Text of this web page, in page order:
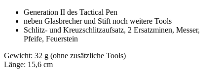
Generation II des Tactical Pen
neben Glasbrecher und Stift noch weitere Tools
Schlitz- und Kreuzschlitzaufsatz, 2 Ersatzminen, Messer,
Pfeife, Feuerstein
Gewicht: 32 g (ohne zusätzliche Tools)
Länge: 15,6 cm